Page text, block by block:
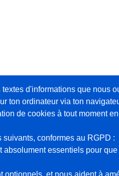
d'informations que nous
ton ordinateur via ton
de cookies à tout moment
conformes au RGPD :
absolument essentiels pour
optionnels, et nous aident à